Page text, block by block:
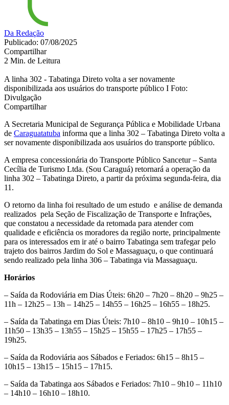
Da Redação
Publicado: 07/08/2025
Compartilhar
2 Min. de Leitura
A linha 302 - Tabatinga Direto volta a ser novamente
disponibilizada aos usuários do transporte público I Foto:
Divulgação
Compartilhar
A Secretaria Municipal de Segurança Pública e Mobilidade Urbana
de Caraguatatuba informa que a linha 302 – Tabatinga Direto volta a
ser novamente disponibilizada aos usuários do transporte público.
A empresa concessionária do Transporte Público Sancetur – Santa
Cecília de Turismo Ltda. (Sou Caraguá) retornará a operação da
linha 302 – Tabatinga Direto, a partir da próxima segunda-feira, dia
11.
O retorno da linha foi resultado de um estudo e análise de demanda
realizados pela Seção de Fiscalização de Transporte e Infrações,
que constatou a necessidade da retomada para atender com
qualidade e eficiência os moradores da região norte, principalmente
para os interessados em ir até o bairro Tabatinga sem trafegar pelo
trajeto dos bairros Jardim do Sol e Massaguaçu, o que continuará
sendo realizado pela linha 306 – Tabatinga via Massaguaçu.
Horários
– Saída da Rodoviária em Dias Úteis: 6h20 – 7h20 – 8h20 – 9h25 –
11h – 12h25 – 13h – 14h25 – 14h55 – 16h25 – 16h55 – 18h25.
– Saída da Tabatinga em Dias Úteis: 7h10 – 8h10 – 9h10 – 10h15 –
11h50 – 13h35 – 13h55 – 15h25 – 15h55 – 17h25 – 17h55 –
19h25.
– Saída da Rodoviária aos Sábados e Feriados: 6h15 – 8h15 –
10h15 – 13h15 – 15h15 – 17h15.
– Saída da Tabatinga aos Sábados e Feriados: 7h10 – 9h10 – 11h10
– 14h10 – 16h10 – 18h10.